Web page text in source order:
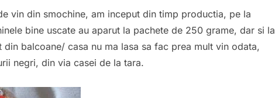
vin din smochine, am inceput din timp productia, pe la
bine uscate au aparut la pachete de 250 grame, dar si la
balcoane/ casa nu ma lasa sa fac prea mult vin odata,
negri, din via casei de la tara.